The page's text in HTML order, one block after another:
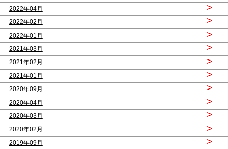
2022年04月 >
2022年02月 >
2022年01月 >
2021年03月 >
2021年02月 >
2021年01月 >
2020年09月 >
2020年04月 >
2020年03月 >
2020年02月 >
2019年09月 >